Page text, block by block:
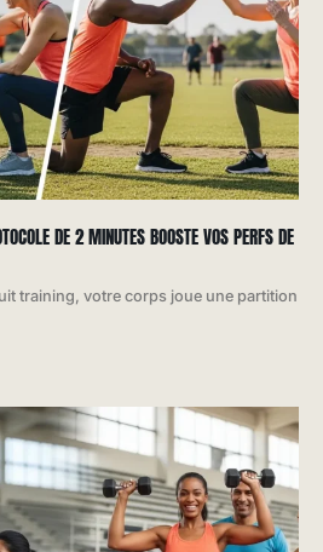
DE 2 MINUTES BOOSTE VOS PERFS DE
training, votre corps joue une partition